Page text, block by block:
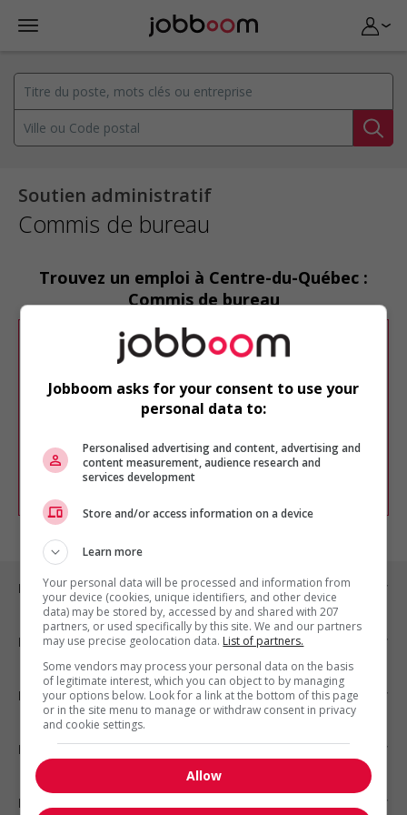
Soutien administratif
Commis de bureau
Trouvez un emploi à Centre-du-Québec :
Commis de bureau
Désolé, cette recherche n'a produit aucun
résultat.
Veuillez faire une nouvelle recherche.
Vous pouvez en tout temps utiliser nos
chercher un poste selon votre profil
d'intérêt en emploi en vousinscrivant
comme membre Jobboom.
Emplois par ville
Emplois par secteur
Emplois par statut
Emplois par type
Nos suggestions
Jobboom asks for your consent to use your
personal data to:
Personalised advertising and content, advertising and
content measurement, audience research and
services development
Store and/or access information on a device
Learn more
Your personal data will be processed and information from
your device (cookies, unique identifiers, and other device
data) may be stored by, accessed by and shared with 207
partners, or used specifically by this site. We and our partners
may use precise geolocation data. List of partners.
Some vendors may process your personal data on the basis
of legitimate interest, which you can object to by managing
your options below. Look for a link at the bottom of this page
or in the site menu to manage or withdraw consent in privacy
and cookie settings.
Allow